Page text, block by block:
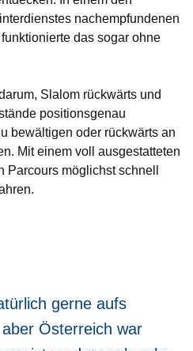
nachempfundenen
das sogar ohne
Slalom rückwärts und
positionsgenau
bewältigen oder rückwärts an
Mit einem voll ausgestatteten
Parcours möglichst schnell
gerne aufs
Österreich war